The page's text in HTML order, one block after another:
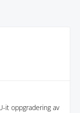
it oppgradering av